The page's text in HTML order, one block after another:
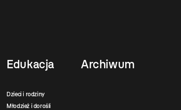
Edukacja
Dzieci i rodziny
Młodzież i dorośli
Archiwum